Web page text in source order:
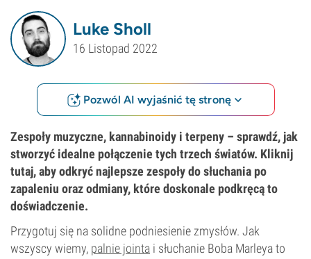
Luke Sholl
16 Listopad 2022
Pozwól AI wyjaśnić tę stronę
Zespoły muzyczne, kannabinoidy i terpeny – sprawdź, jak
stworzyć idealne połączenie tych trzech światów. Kliknij
tutaj, aby odkryć najlepsze zespoły do słuchania po
zapaleniu oraz odmiany, które doskonale podkręcą to
doświadczenie.
Przygotuj się na solidne podniesienie zmysłów. Jak
wszyscy wiemy, palnie jointa i słuchanie Boba Marleya to